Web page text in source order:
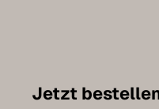
Jetzt